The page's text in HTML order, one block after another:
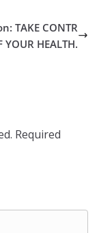
TAKE CONTR
YOUR HEALTH.
Required